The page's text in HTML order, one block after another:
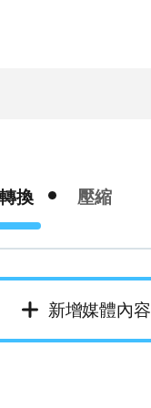
轉換 壓縮
新增媒體內容